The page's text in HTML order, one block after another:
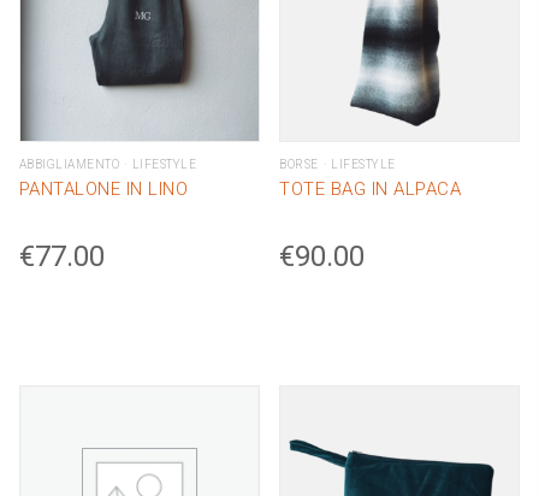
ABBIGLIAMENTO LIFESTYLE
PANTALONE IN LINO
€77.00
BORSE LIFESTYLE
TOTE BAG IN ALPACA
€90.00